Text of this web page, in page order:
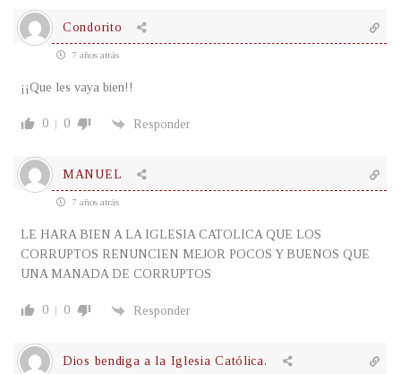
Condorito
7 años atrás
¡¡Que les vaya bien!!
0 0 Responder
MANUEL
7 años atrás
LE HARA BIEN A LA IGLESIA CATOLICA QUE LOS
CORRUPTOS RENUNCIEN MEJOR POCOS Y BUENOS QUE
UNA MANADA DE CORRUPTOS
0 0 Responder
Dios bendiga a la Iglesia Católica.